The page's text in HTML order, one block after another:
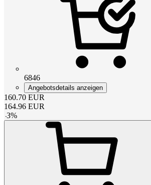
6846
Angebotsdetails anzeigen
160.70 EUR
164.96 EUR
-3%